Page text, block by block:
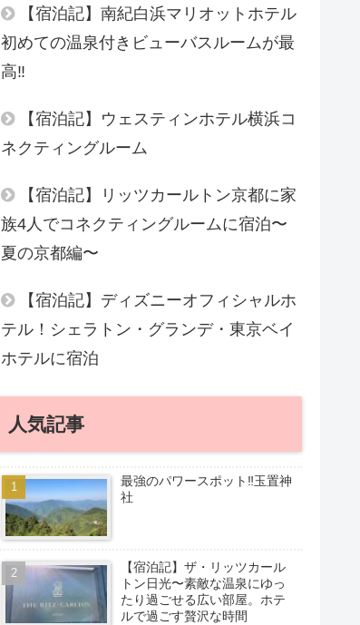
【宿泊記】南紀白浜マリオットホテル
初めての温泉付きビューバスルームが最
高‼︎
【宿泊記】ウェスティンホテル横浜コ
ネクティングルーム
【宿泊記】リッツカールトン京都に家
族4人でコネクティングルームに宿泊〜
夏の京都編〜
【宿泊記】ディズニーオフィシャルホ
テル！シェラトン・グランデ・東京ベイ
ホテルに宿泊
人気記事
最強のパワースポット‼︎玉置神
社
【宿泊記】ザ・リッツカール
トン日光〜素敵な温泉にゆっ
たり過ごせる広い部屋。ホテ
ルで過ごす贅沢な時間